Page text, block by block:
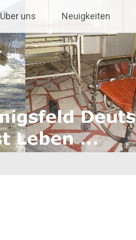
Über uns Neuigkeiten